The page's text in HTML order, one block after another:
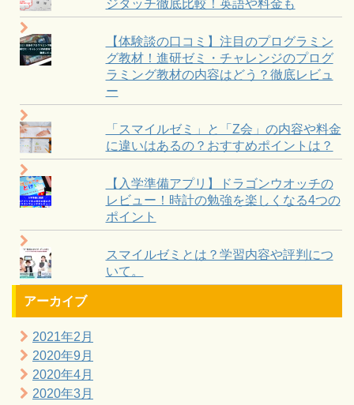
ジタッチ徹底比較！英語や料金も
【体験談の口コミ】注目のプログラミン
グ教材！進研ゼミ・チャレンジのプログ
ラミング教材の内容はどう？徹底レビュ
ー
「スマイルゼミ」と「Z会」の内容や料金
に違いはあるの？おすすめポイントは？
【入学準備アプリ】ドラゴンウオッチの
レビュー！時計の勉強を楽しくなる4つの
ポイント
スマイルゼミとは？学習内容や評判につ
いて。
アーカイブ
2021年2月
2020年9月
2020年4月
2020年3月